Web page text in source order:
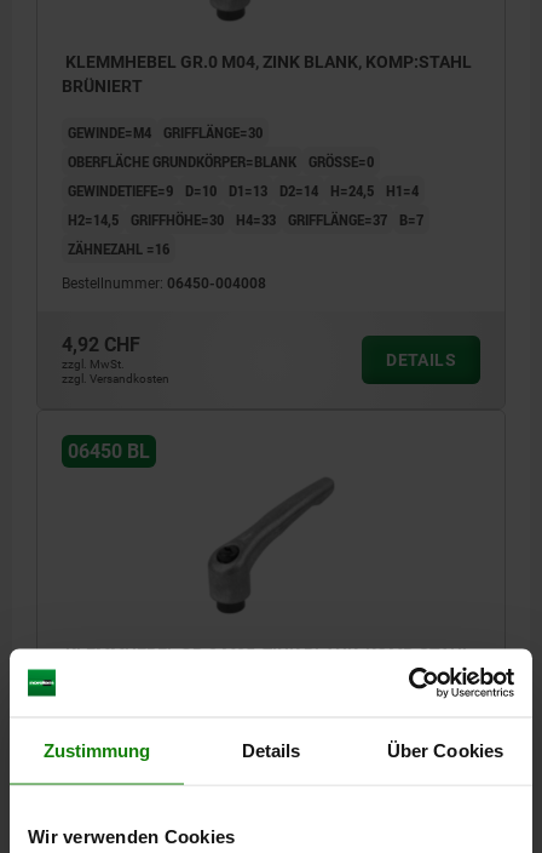
Zustimmung Details Über Cookies
Wir verwenden Cookies
KLEMMHEBEL GR.0 M04, ZINK BLANK, KOMP:STAHL
BRÜNIERT
GEWINDE=M4
GRIFFLÄNGE=30
OBERFLÄCHE GRUNDKÖRPER=BLANK
GRÖSSE=0
GEWINDETIEFE=9
D=10 D1=13 D2=14 H=24,5
H1=4
H2=14,5
GRIFFHÖHE=30 H4=33 GRIFFLÄNGE=37
B=7
ZÄHNEZAHL =16
Bestellnummer: 06450-004008
4,92 CHF
zzgl. MwSt.
zzgl. Versandkosten
DETAILS
06450 BL
KLEMMHEBEL GR.0 M05, ZINK BLANK, KOMP:STAHL
OBERFLÄCHE GRUNDKÖRPER=BLANK
GEWINDETIEFE=9
ZÄHNEZAHL =16